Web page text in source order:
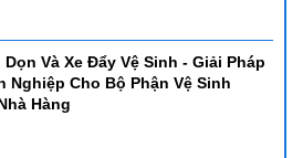
Dọn Và Xe Đẩy Vệ Sinh - Giải Pháp
Nghiệp Cho Bộ Phận Vệ Sinh
Hàng